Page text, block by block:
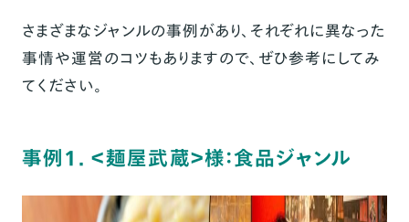
「BASE」はどんな人が使っている？調査データ
から知る「BASE」のこと
個人が77.1%、法人が22.9%
販売商品は、約8割弱がオリジナル商品
さまざまなジャンルの事例があり、それぞれに異なった
事情や運営のコツもありますので、ぜひ参考にしてみ
てください。
事例1. ＜麺屋武蔵＞様：食品ジャンル